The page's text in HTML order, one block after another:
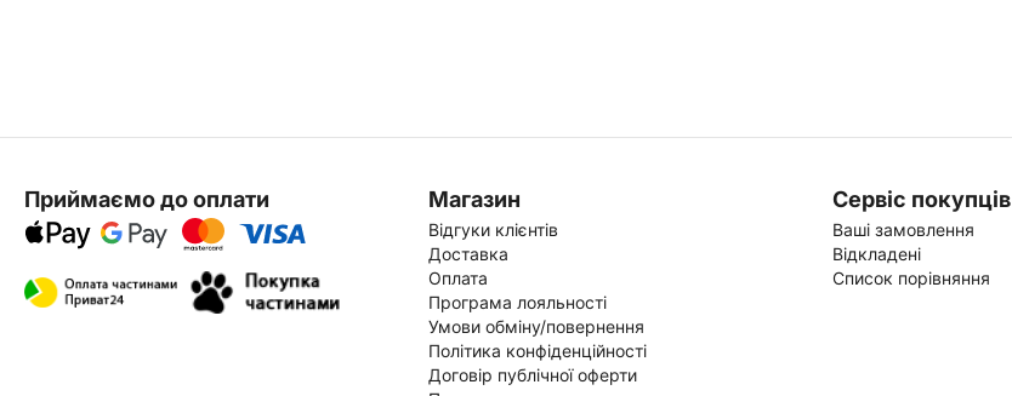
Приймаємо до оплати Магазин
Відгуки клієнтів
Доставка
Оплата
Програма лояльності
Умови обміну/повернення
Політика конфіденційності
Договір публічної оферти
Сервіс покупців
Ваші замовлення
Відкладені
Список порівняння